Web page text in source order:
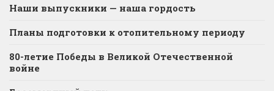
Наши выпускники — наша гордость
Планы подготовки к отопительному периоду
80-летие Победы в Великой Отечественной
войне